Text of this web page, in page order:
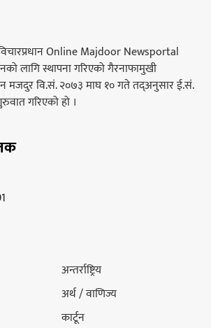
Online Majdoor Newsportal
लागि स्थापना गरिएको गैरनाफामुखी
मजदुर वि.सं. २०७३ माघ १० गते तद्अनुसार ई.सं.
गरिएको हो ।
अन्तर्राष्ट्रिय
अर्थ / वाणिज्य
कार्टून